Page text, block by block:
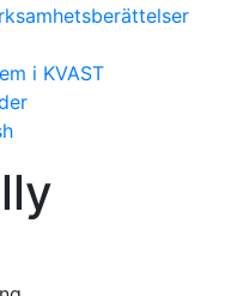
i KVAST